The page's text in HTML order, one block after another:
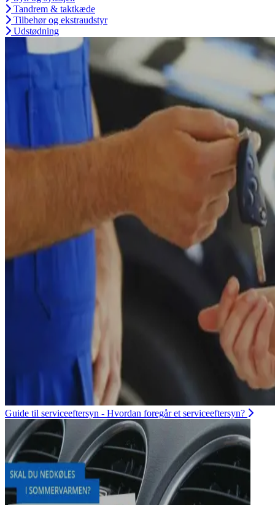
Tandrem & taktkæde
Tilbehør og ekstraudstyr
Udstødning
Guide til serviceeftersyn - Hvordan foregår et serviceeftersyn?